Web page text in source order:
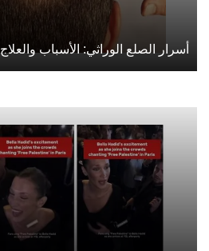
أسرار الصلع الوراثي: الأسباب والعلاج